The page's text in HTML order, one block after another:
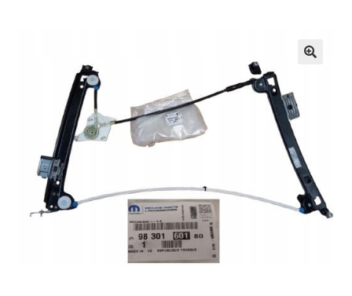
Moje konto
Regulamin
Polityka prywatności
Kontakt